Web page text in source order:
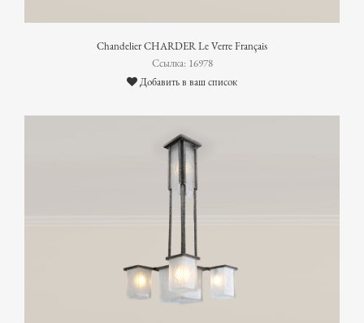
Chandelier CHARDER Le Verre Français
Ссылка: 16978
Добавить в ваш список